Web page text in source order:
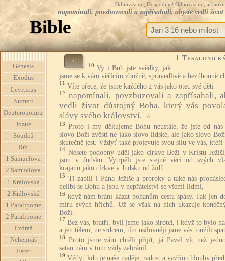
Odpověz mi, Hospodine! Odpověz mi, ať
napomínali, povzbuzovali a zapřísahali, abyste vedli
Bible
Genesis
Exodus
Leviticus
Numeri
Deuteronomiu
Jozue
Soudců
Rút
1 Samuelova
2 Samuelova
1 Královská
2 Královská
1 Paralipome
2 Paralipome
Ezdráš
Nehemjáš
Ester
< 1
10 Vy i Bůh jste svědky, jak
jsme se k vám věřícím zbožně, spravedlivě a bezúhonně
11 Víte přece, že jsme každého z vás jako otec své děti
12
napomínali, povzbuzovali a zapřísahali,
vedli život důstojný Boha, který vás
slávy svého království.
☆
13
Proto i my děkujeme Bohu neustále, že jste od
slovo Boží zvěsti ne jako slovo lidské, ale jako slovo
skutečně jest. Vždyť také projevuje svou sílu ve vás, kteří
14 Nesete podobný úděl jako církve Boží v Kristu
jsou v Judsku. Vytrpěli jste stejné věci od svých
krajanů jako církve v Judsku od židů.
15 Ti zabili i Pána Ježíše a proroky a také nás
nelíbí se Bohu a jsou v nepřátelství se všemi lidmi,
16 když nám brání kázat pohanům cestu spásy. Tak jen
míru svých hříchů. Už se však na nich ukazuje
Boží.
17 Bez vás, bratří, byli jsme jako sirotci, i když to bylo
a jen tělem, ne srdcem; tím usilovněji jsme vás toužili
18
Proto jsme vám chtěli přijít, já Pavel víc než
satan nám v tom vždy zabránil.
19 Vždyť kdo je naše naděje, radost a vavřín chlouby